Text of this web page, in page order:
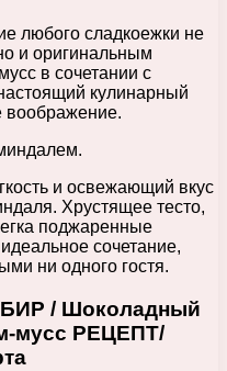
любого сладкоежки не
и оригинальным
в сочетании с
кулинарный
воображение.
и освежающий вкус
Хрустящее тесто,
поджаренные
сочетание,
ни одного гостя.
/ Шоколадный
мусс РЕЦЕПТ/